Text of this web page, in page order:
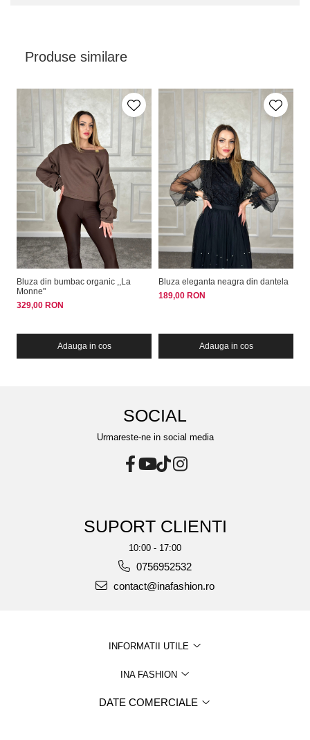
Produse similare
Bluza din bumbac organic ,,La
Monne"
329,00 RON
Adauga in cos
Bluza eleganta neagra din dantela
189,00 RON
Adauga in cos
SOCIAL
Urmareste-ne in social media
SUPORT CLIENTI
10:00 - 17:00
0756952532
contact@inafashion.ro
INFORMATII UTILE
INA FASHION
DATE COMERCIALE